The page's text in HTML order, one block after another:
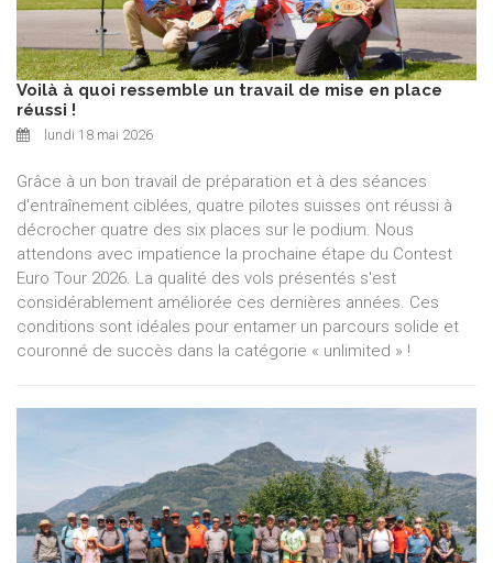
Voilà à quoi ressemble un travail de mise en place
réussi !
lundi 18 mai 2026
Grâce à un bon travail de préparation et à des séances
d'entraînement ciblées, quatre pilotes suisses ont réussi à
décrocher quatre des six places sur le podium. Nous
attendons avec impatience la prochaine étape du Contest
Euro Tour 2026. La qualité des vols présentés s'est
considérablement améliorée ces dernières années. Ces
conditions sont idéales pour entamer un parcours solide et
couronné de succès dans la catégorie « unlimited » !